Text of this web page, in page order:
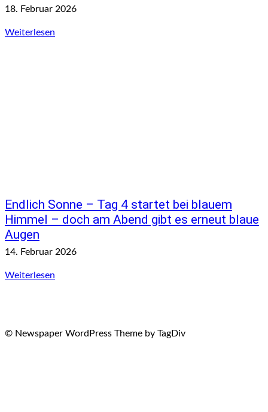
18. Februar 2026
Weiterlesen
Endlich Sonne – Tag 4 startet bei blauem
Himmel – doch am Abend gibt es erneut blaue
Augen
14. Februar 2026
Weiterlesen
© Newspaper WordPress Theme by TagDiv